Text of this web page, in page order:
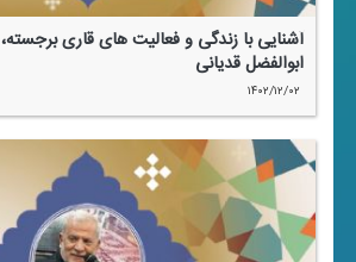
آشنایی با زندگی و فعالیت های قاری برجسته،
ابوالفضل قدیانی
۱۴۰۲/۱۲/۰۲